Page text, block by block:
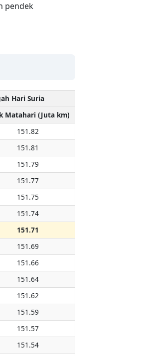
pendek
Hari Suria
Matahari (Juta km)
151.82
151.81
151.79
151.77
151.75
151.74
151.71
151.69
151.66
151.64
151.62
151.59
151.57
151.54